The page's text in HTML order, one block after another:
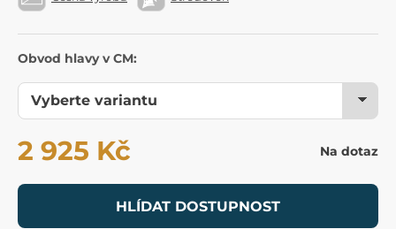
Obvod hlavy v CM:
2 925 Kč Na dotaz
HLÍDAT DOSTUPNOST